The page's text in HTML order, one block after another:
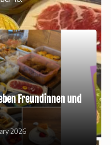
Freundinnen und
2026